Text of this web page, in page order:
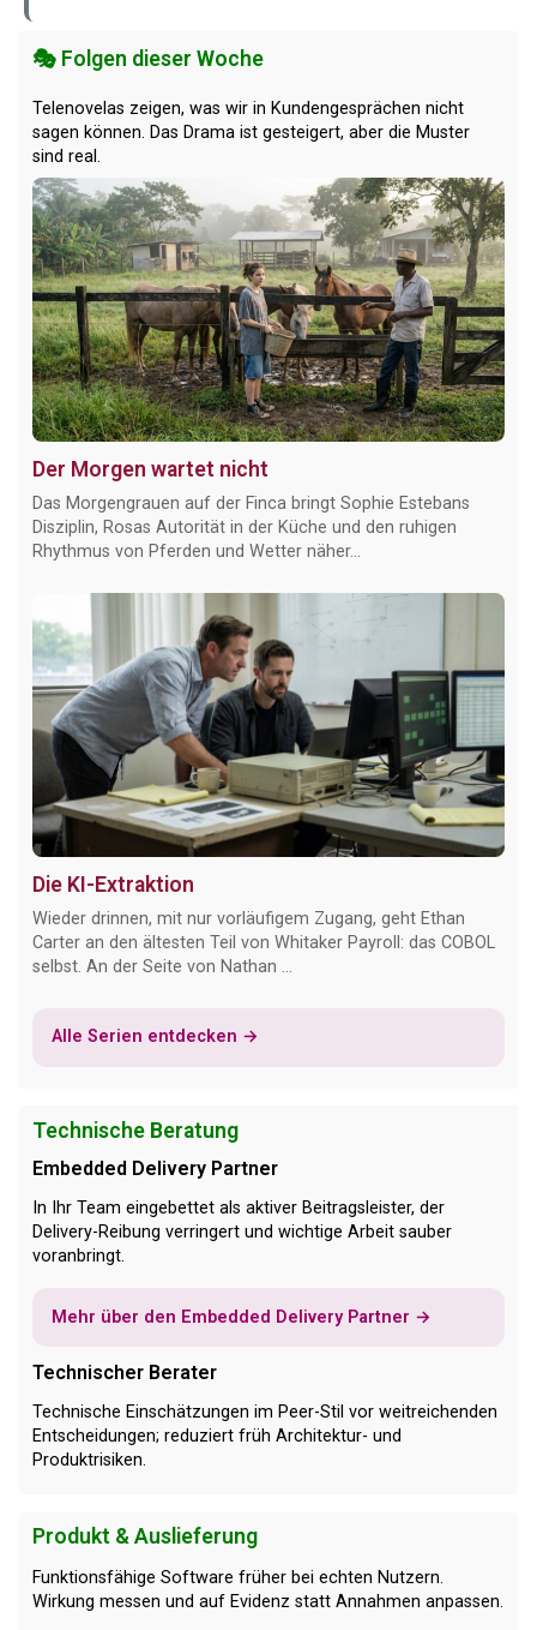
🎭 Folgen dieser Woche
Telenovelas zeigen, was wir in Kundengesprächen nicht
sagen können. Das Drama ist gesteigert, aber die Muster
sind real.
Der Morgen wartet nicht
Das Morgengrauen auf der Finca bringt Sophie Estebans
Disziplin, Rosas Autorität in der Küche und den ruhigen
Rhythmus von Pferden und Wetter näher...
Die KI-Extraktion
Wieder drinnen, mit nur vorläufigem Zugang, geht Ethan
Carter an den ältesten Teil von Whitaker Payroll: das COBOL
selbst. An der Seite von Nathan ...
Alle Serien entdecken →
Technische Beratung
Embedded Delivery Partner
In Ihr Team eingebettet als aktiver Beitragsleister, der
Delivery-Reibung verringert und wichtige Arbeit sauber
voranbringt.
Mehr über den Embedded Delivery Partner →
Technischer Berater
Technische Einschätzungen im Peer-Stil vor weitreichenden
Entscheidungen; reduziert früh Architektur- und
Produktrisiken.
Produkt & Auslieferung
Funktionsfähige Software früher bei echten Nutzern.
Wirkung messen und auf Evidenz statt Annahmen anpassen.